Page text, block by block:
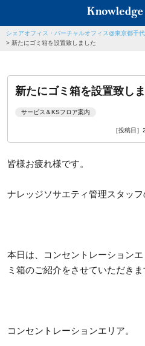
シェアオフィス・バーチャルオフィス@東京都千
> 新たにゴミ箱を設置致しました
新たにゴミ箱を設置致し
サービス＆KSフロア案内
［投稿日
皆様お疲れ様です。
ナレッジソサエティ管理スタッフ
本日は、コンセントレーション
ミ箱のご紹介をさせていただきま
コンセントレーションエリア。